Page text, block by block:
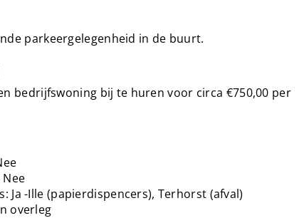
parkeergelegenheid in de buurt.
bedrijfswoning bij te huren voor circa €750,00 per
Ja -Ille (papierdispencers), Terhorst (afval)
overleg